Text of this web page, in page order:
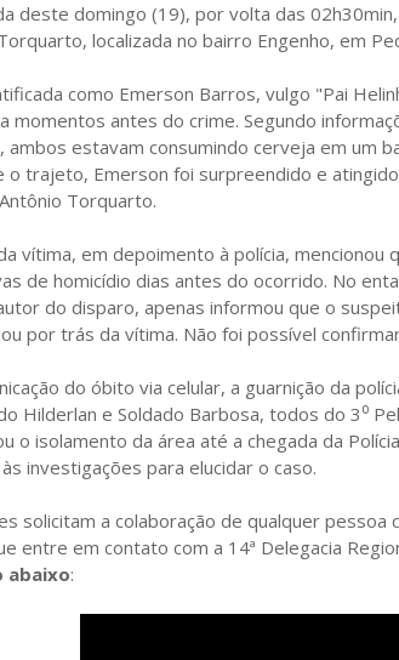
deste domingo (19), por volta das
localizada no bairro Engenho, em
como Emerson Barros, vulgo "Pai
momentos antes do crime. Segundo
ambos estavam consumindo cerveja em um
o trajeto, Emerson foi surpreendido e
Torquarto.
vítima, em depoimento à polícia, mencionou
de homicídio dias antes do ocorrido. No
do disparo, apenas informou que o
por trás da vítima. Não foi possível
do óbito via celular, a guarnição da
Hilderlan e Soldado Barbosa, todos do 3⁰
o isolamento da área até a chegada da
investigações para elucidar o caso.
solicitam a colaboração de qualquer pessoa
entre em contato com a 14ª Delegacia
abaixo: